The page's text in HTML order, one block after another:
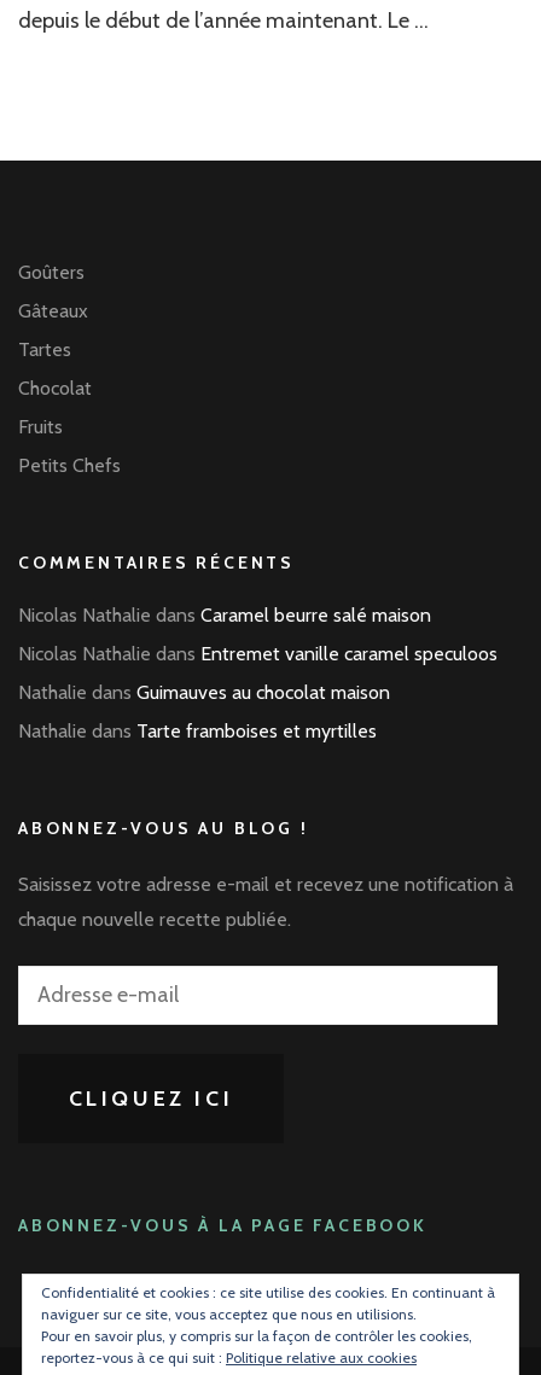
depuis le début de l’année maintenant. Le …
Goûters
Gâteaux
Tartes
Chocolat
Fruits
Petits Chefs
COMMENTAIRES RÉCENTS
Nicolas Nathalie dans Caramel beurre salé maison
Nicolas Nathalie dans Entremet vanille caramel speculoos
Nathalie dans Guimauves au chocolat maison
Nathalie dans Tarte framboises et myrtilles
ABONNEZ-VOUS AU BLOG !
Saisissez votre adresse e-mail et recevez une notification à
chaque nouvelle recette publiée.
Adresse
CLIQUEZ ICI
ABONNEZ-VOUS À LA PAGE FACEBOOK
Confidentialité et cookies : ce site utilise des cookies. En continuant à
naviguer sur ce site, vous acceptez que nous en utilisions.
Pour en savoir plus, y compris sur la façon de contrôler les cookies,
reportez-vous à ce qui suit : Politique relative aux cookies